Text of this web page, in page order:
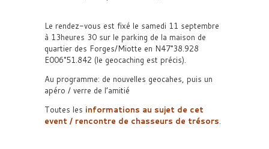
Le rendez-vous est fixé le samedi 11 septembre
à 13heures 30 sur le parking de la maison de
quartier des Forges/Miotte en N47°38.928
E006°51.842 (le geocaching est précis).
Au programme: de nouvelles geocahes, puis un
apéro / verre de l’amitié
Toutes les informations au sujet de cet
event / rencontre de chasseurs de trésors.